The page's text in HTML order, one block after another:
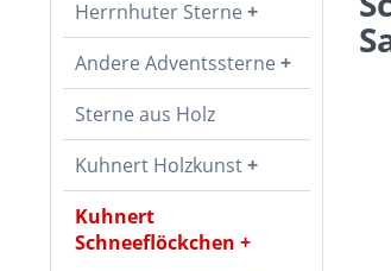
Herrnhuter Sterne
Andere Adventssterne
Sterne aus Holz
Kuhnert Holzkunst
Kuhnert
Schneeflöckchen